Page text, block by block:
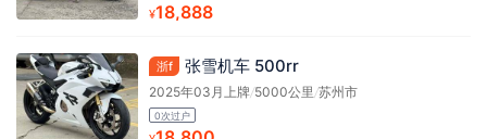
¥18,888
浙f 张雪机车 500rr
2025年03月上牌/5000公里 /苏州市
0次过户